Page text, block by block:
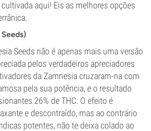
aqui! Eis as melhores opções
Seeds não é apenas mais uma versão
pelos verdadeiros apreciadores
da Zamnesia cruzaram-na com
pela sua potência, e o resultado
26% de THC. O efeito é
e descontraído, mas ao contrário
potentes, não te deixa colado ao